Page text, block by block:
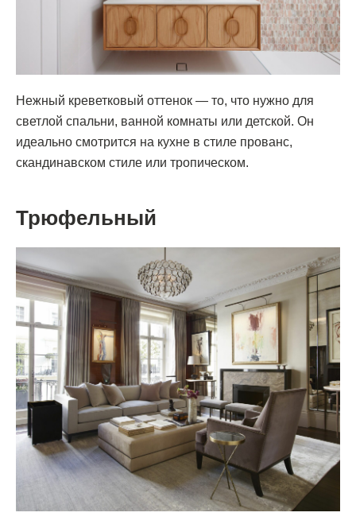
Нежный креветковый оттенок — то, что нужно для
светлой спальни, ванной комнаты или детской. Он
идеально смотрится на кухне в стиле прованс,
скандинавском стиле или тропическом.
Трюфельный